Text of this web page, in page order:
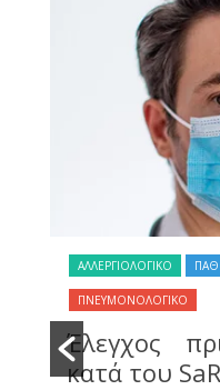
ΑΛΛΕΡΓΙΟΛΟΓΙΚΟ
ΠΝΕΥΜΟΝΟΛΟΓΙΚΟ
Έλεγχος
κατά του